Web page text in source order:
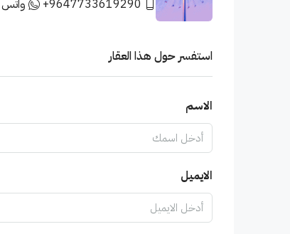
+9647733619290
استفسر حول هذا العقار
الاسم
الايميل